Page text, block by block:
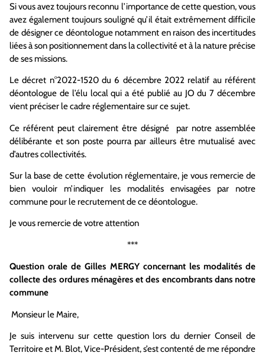
Si vous avez toujours reconnu l’importance de cette question, vous
avez également toujours souligné qu’il était extrêmement difficile
de désigner ce déontologue notamment en raison des incertitudes
liées à son positionnement dans la collectivité et à la nature précise
de ses missions.
Le décret n°2022-1520 du 6 décembre 2022 relatif au référent
déontologue de l’élu local qui a été publié au JO du 7 décembre
vient préciser le cadre réglementaire sur ce sujet.
Ce référent peut clairement être désigné par notre assemblée
délibérante et son poste pourra par ailleurs être mutualisé avec
d’autres collectivités.
Sur la base de cette évolution réglementaire, je vous remercie de
bien vouloir m’indiquer les modalités envisagées par notre
commune pour le recrutement de ce déontologue.
Je vous remercie de votre attention
***
Question orale de Gilles MERGY concernant les modalités de
collecte des ordures ménagères et des encombrants dans notre
commune
Monsieur le Maire,
Je suis intervenu sur cette question lors du dernier Conseil de
Territoire et M. Blot, Vice-Président, s’est contenté de me répondre